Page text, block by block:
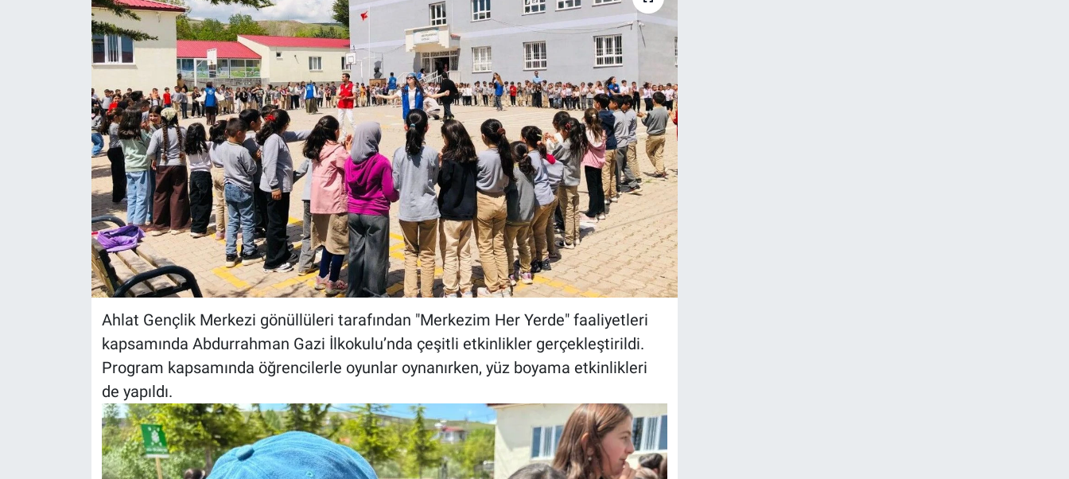
Ahlat Gençlik Merkezi gönüllüleri tarafından "Merkezim Her Yerde" faaliyetleri
kapsamında Abdurrahman Gazi İlkokulu’nda çeşitli etkinlikler gerçekleştirildi.
Program kapsamında öğrencilerle oyunlar oynanırken, yüz boyama etkinlikleri
de yapıldı.
Gündem
Kültür-Sanat
Magazin
Politika
Resmi İlanlar